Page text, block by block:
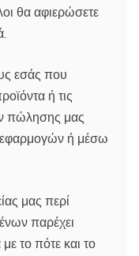
θα αφιερώσετε
εσάς που
ή τις
πώλησης μας
ή μέσω
μας περί
παρέχει
το πότε και το